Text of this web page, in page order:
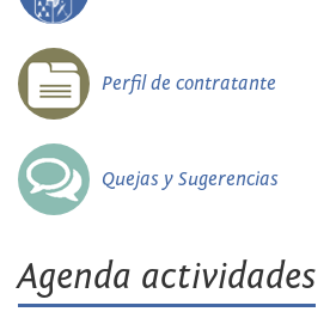
Perfil de contratante
Quejas y Sugerencias
Agenda actividades